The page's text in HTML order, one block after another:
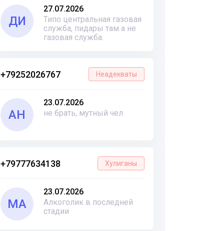
ДИ
27.07.2026
Типо центральная газовая
служба, пидары там а не
газовая служба.
+79252026767 Неадекваты
АН
23.07.2026
не брать, мутный чел
+79777634138 Хулиганы
МА
23.07.2026
Алкоголик в последней
стадии